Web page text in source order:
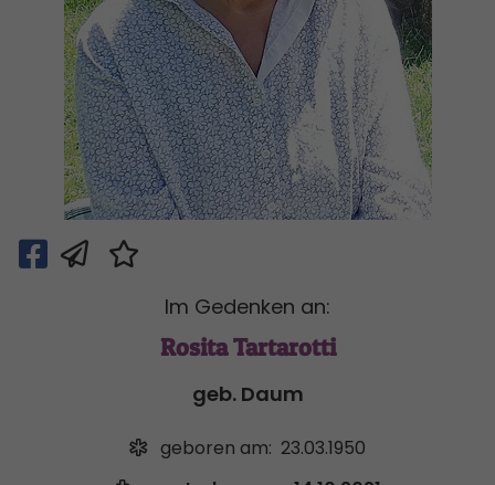
Im Gedenken an:
Rosita Tartarotti
geb. Daum
geboren am: 23.03.1950